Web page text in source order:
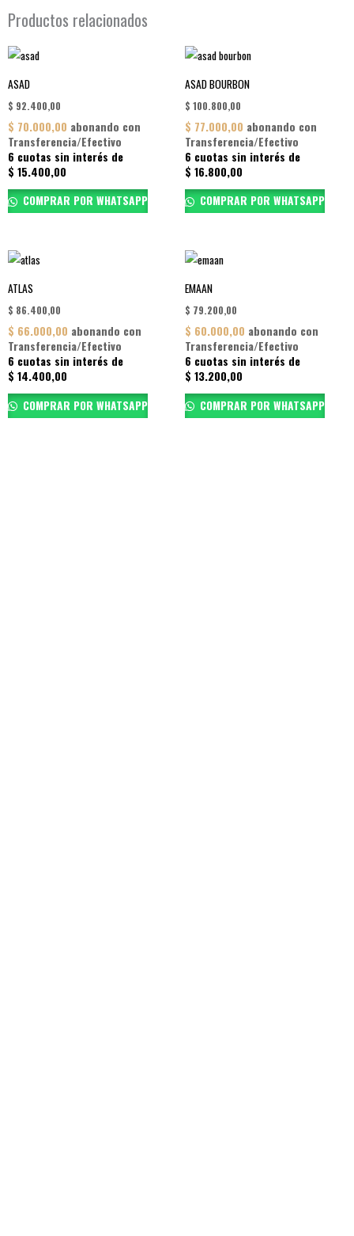
Productos relacionados
ASAD
$ 92.400,00
$ 70.000,00 abonando con
Transferencia/Efectivo
6 cuotas sin interés de
$ 15.400,00
COMPRAR POR WHATSAPP
ASAD BOURBON
$ 100.800,00
$ 77.000,00 abonando con
Transferencia/Efectivo
6 cuotas sin interés de
$ 16.800,00
COMPRAR POR WHATSAPP
ATLAS
$ 86.400,00
$ 66.000,00 abonando con
Transferencia/Efectivo
6 cuotas sin interés de
$ 14.400,00
COMPRAR POR WHATSAPP
EMAAN
$ 79.200,00
$ 60.000,00 abonando con
Transferencia/Efectivo
6 cuotas sin interés de
$ 13.200,00
COMPRAR POR WHATSAPP